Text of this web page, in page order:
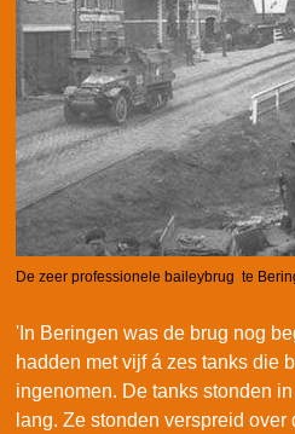
De zeer professionele baileybrug te
'In Beringen was de brug nog
hadden met vijf á zes tanks die
ingenomen. De tanks stonden
lang. Ze stonden verspreid